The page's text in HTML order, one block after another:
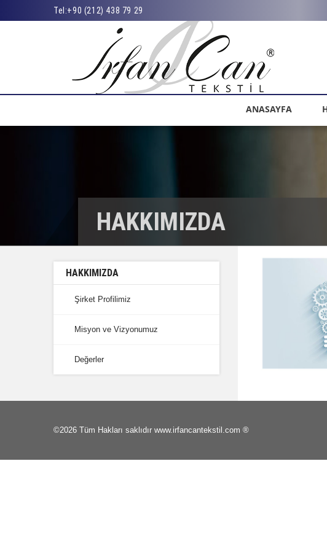
Tel:+90 (212) 438 79 29
ANASAYFA
HAKKIMIZDA
HAKKIMIZDA
Şirket Profilimiz
Misyon ve Vizyonumuz
Değerler
©2026 Tüm Hakları saklıdır www.irfancantekstil.com ®